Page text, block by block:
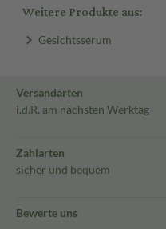
Weitere Produkte aus:
Gesichtsserum
Versandarten
i.d.R. am nächsten Werktag
Zahlarten
sicher und bequem
Bewerte uns